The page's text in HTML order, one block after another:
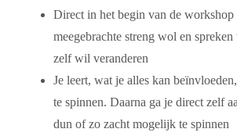
Direct in het begin van de
meegebrachte streng wol en
zelf wil veranderen
Je leert, wat je alles kan
te spinnen. Daarna ga je direct zelf
dun of zo zacht mogelijk te spinnen